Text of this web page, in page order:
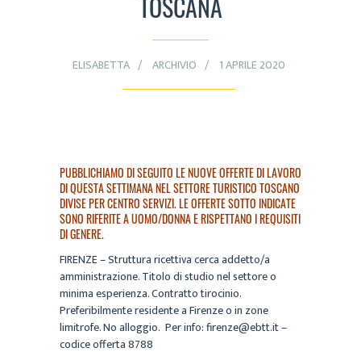
ELISABETTA ARCHIVIO 1 APRILE 2020
PUBBLICHIAMO DI SEGUITO LE NUOVE OFFERTE DI LAVORO
DI QUESTA SETTIMANA NEL SETTORE TURISTICO TOSCANO
DIVISE PER CENTRO SERVIZI. LE OFFERTE SOTTO INDICATE
SONO RIFERITE A UOMO/DONNA E RISPETTANO I REQUISITI
DI GENERE.
FIRENZE – Struttura ricettiva cerca addetto/a
amministrazione. Titolo di studio nel settore o
minima esperienza. Contratto tirocinio.
Preferibilmente residente a Firenze o in zone
limitrofe. No alloggio. Per info: firenze@ebtt.it –
codice offerta 8788